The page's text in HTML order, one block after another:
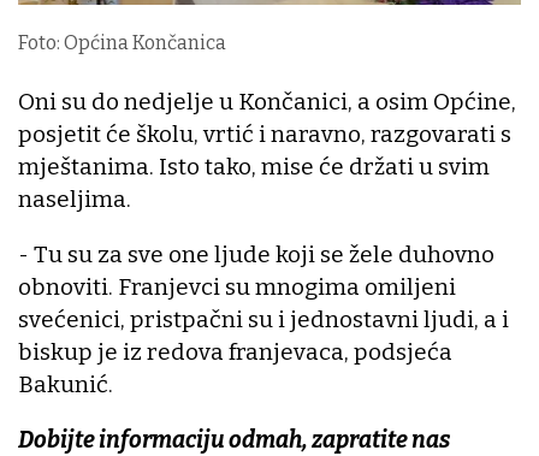
Foto: Općina Končanica
Oni su do nedjelje u Končanici, a osim Općine,
posjetit će školu, vrtić i naravno, razgovarati s
mještanima. Isto tako, mise će držati u svim
naseljima.
- Tu su za sve one ljude koji se žele duhovno
obnoviti. Franjevci su mnogima omiljeni
svećenici, pristpačni su i jednostavni ljudi, a i
biskup je iz redova franjevaca, podsjeća
Bakunić.
Dobijte informaciju odmah, zapratite nas